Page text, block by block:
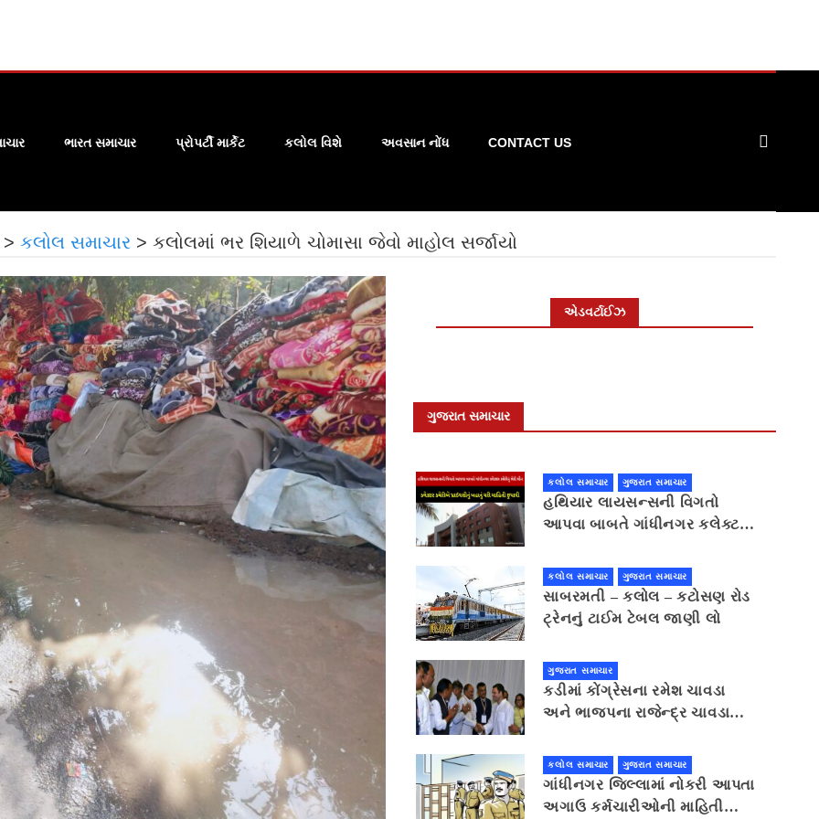
ભારત સમાચાર પ્રોપર્ટી માર્કેટ કલોલ વિશે અવસાન નોંધ CONTACT US
કલોલ સમાચાર > કલોલમાં ભર શિયાળે ચોમાસા જેવો માહોલ સર્જાયો
એડવર્ટાઈઝ
ગુજરાત સમાચાર
કલોલ સમાચાર ગુજરાત સમાચાર
હથિયાર લાયસન્સની વિગતો
આપવા બાબતે ગાંધીનગર કલેક્ટર
કચેરીએ પ્રાઈવસીનું બહાનું ધરી
માહિતી છુપાવી
કલોલ સમાચાર ગુજરાત સમાચાર
સાબરમતી – કલોલ – કટોસણ રોડ
ટ્રેનનું ટાઈમ ટેબલ જાણી લો
ગુજરાત સમાચાર
કડીમાં કોંગ્રેસના રમેશ ચાવડા
અને ભાજપના રાજેન્દ્ર ચાવડા
કલોલ સમાચાર ગુજરાત સમાચાર
ગાંધીનગર જિલ્લામાં નોકરી આપતા
અગાઉ કર્મચારીઓની માહિતી